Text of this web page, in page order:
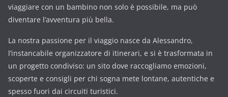
viaggiare con un bambino non solo è possibile, ma può
diventare l’avventura più bella.
La nostra passione per il viaggio nasce da Alessandro,
l’instancabile organizzatore di itinerari, e si è trasformata in
un progetto condiviso: un sito dove raccogliamo emozioni,
scoperte e consigli per chi sogna mete lontane, autentiche e
spesso fuori dai circuiti turistici.